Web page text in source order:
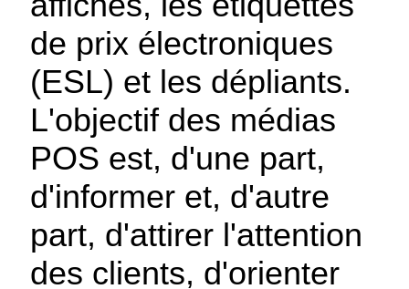
de prix électroniques
(ESL) et les dépliants.
L'objectif des médias
POS est, d'une part,
d'informer et, d'autre
part, d'attirer l'attention
des clients, d'orienter